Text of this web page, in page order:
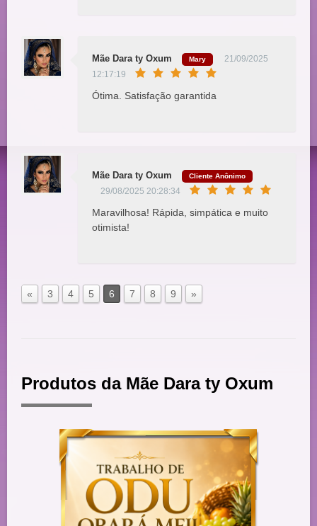
Mãe Dara ty Oxum Mary
21/09/2025
12:17:19
Ótima. Satisfação garantida
Mãe Dara ty Oxum Cliente Anônimo
29/08/2025 20:28:34
Maravilhosa! Rápida, simpática e muito
otimista!
« 3 4 5 6 7 8 9 »
Produtos da Mãe Dara ty Oxum